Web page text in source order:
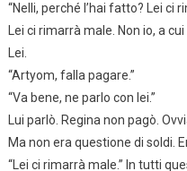
“Nelli, perché l’hai fatto? Lei ci
Lei ci rimarrà male. Non io, a
Lei.
“Artyom, falla pagare.”
“Va bene, ne parlo con lei.”
Lui parlò. Regina non pagò.
Ma non era questione di soldi.
“Lei ci rimarrà male.” In tutti